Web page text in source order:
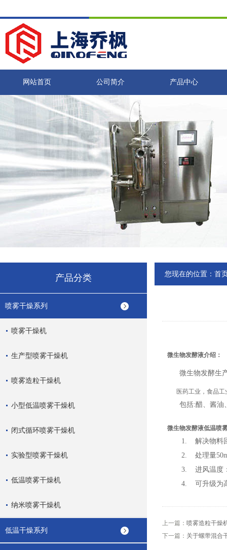
网站首页 公司简介 产品中心
产品分类
喷雾干燥系列
喷雾干燥机
生产型喷雾干燥机
喷雾造粒干燥机
小型低温喷雾干燥机
闭式循环喷雾干燥机
实验型喷雾干燥机
低温喷雾干燥机
纳米喷雾干燥机
低温干燥系列
您现在的位置： 首
微生物发酵液介绍：
微生物发酵生产
医药工业，食品
包括:醋、酱油
微生物发酵液低温喷
1. 解决物料
2. 处理量
3. 进风温度：
4. 可升级为高
上一篇： 喷雾造粒干燥
下一篇： 关于螺带混合